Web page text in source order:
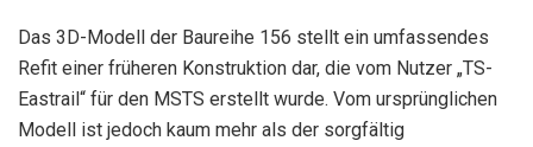
Das 3D-Modell der Baureihe 156 stellt ein umfassendes
Refit einer früheren Konstruktion dar, die vom Nutzer „TS-
Eastrail“ für den MSTS erstellt wurde. Vom ursprünglichen
Modell ist jedoch kaum mehr als der sorgfältig